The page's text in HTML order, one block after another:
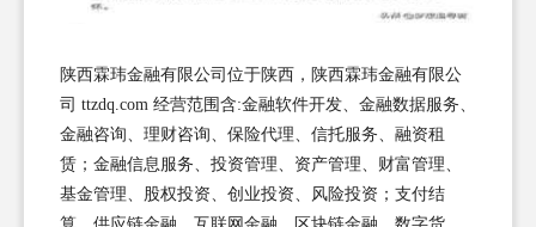
陕西霖玮金融有限公司位于陕西，陕西霖玮金融有限公
司 ttzdq.com 经营范围含:金融软件开发、金融数据服务、
金融咨询、理财咨询、保险代理、信托服务、融资租
赁；金融信息服务、投资管理、资产管理、财富管理、
基金管理、股权投资、创业投资、风险投资；支付结